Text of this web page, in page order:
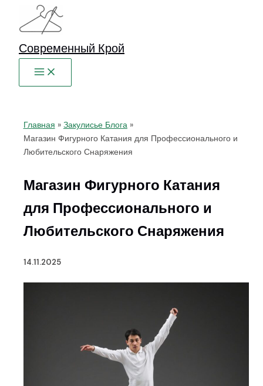
Перейти
содержимому
Современный Крой
Главная
Закулисье Блога
Магазин Фигурного Катания для Профессионального и
Любительского Снаряжения
Магазин Фигурного Катания
для Профессионального и
Любительского Снаряжения
14.11.2025